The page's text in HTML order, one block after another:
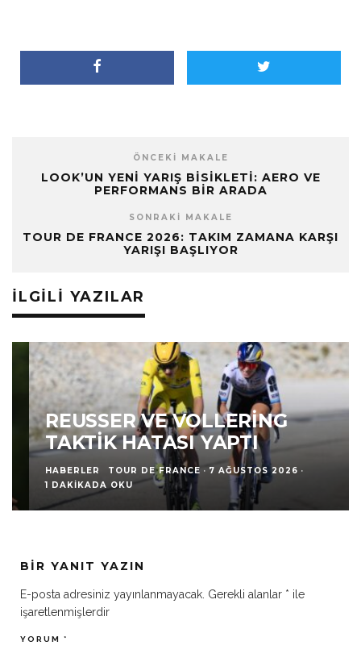
ÖNCEKI MAKALE
LOOK’UN YENI YARIŞ BISIKLETI: AERO VE
PERFORMANS BIR ARADA
SONRAKI MAKALE
TOUR DE FRANCE 2026: TAKIM ZAMANA KARŞI
YARIŞI BAŞLIYOR
İLGILI YAZILAR
REUSSER VE VOLLERING
TAKTIK HATASI YAPTI
HABERLER TOUR DE FRANCE · 7 AĞUSTOS 2026 ·
1 DAKIKADA OKU
BIR YANIT YAZIN
E-posta adresiniz yayınlanmayacak. Gerekli alanlar * ile
işaretlenmişlerdir
YORUM *